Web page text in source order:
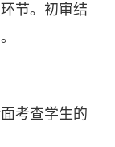
节。初审结
考查学生的